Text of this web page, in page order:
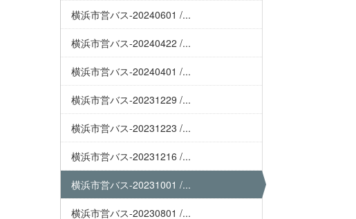
横浜市営バス-20240601 /...
横浜市営バス-20240422 /...
横浜市営バス-20240401 /...
横浜市営バス-20231229 /...
横浜市営バス-20231223 /...
横浜市営バス-20231216 /...
横浜市営バス-20231001 /...
横浜市営バス-20230801 /...